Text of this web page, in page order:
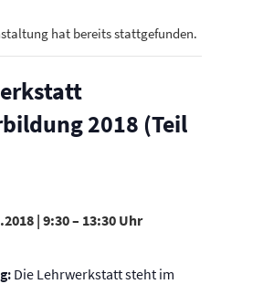
hat bereits stattgefunden.
2018 (Teil
| 9:30– 13:30
Die Lehrwerkstatt steht im